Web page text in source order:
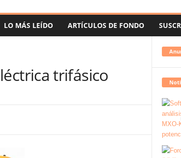
LO MÁS LEÍDO ARTÍCULOS DE FONDO
trifásico